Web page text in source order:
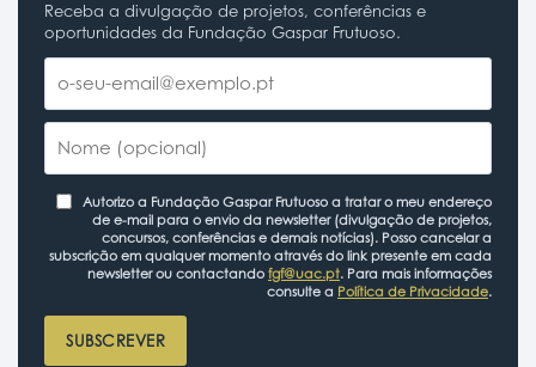
Receba a divulgação de projetos, conferências e
oportunidades da Fundação Gaspar Frutuoso.
Autorizo a Fundação Gaspar Frutuoso a tratar o meu endereço
de e-mail para o envio da newsletter (divulgação de projetos,
concursos, conferências e demais notícias). Posso cancelar a
subscrição em qualquer momento através do link presente em cada
newsletter ou contactando fgf@uac.pt. Para mais informações
consulte a Política de Privacidade.
SUBSCREVER